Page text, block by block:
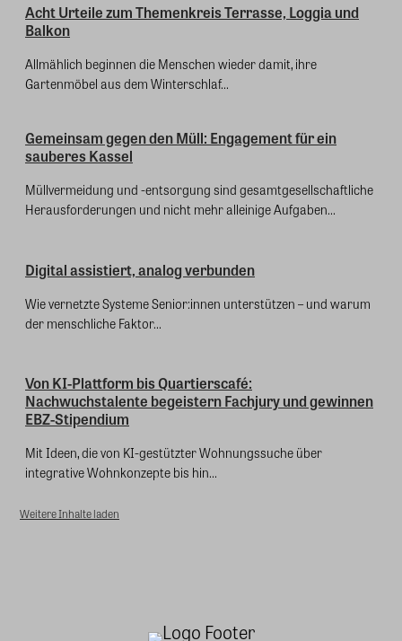
Acht Urteile zum Themenkreis Terrasse, Loggia und
Balkon
Allmählich beginnen die Menschen wieder damit, ihre
Gartenmöbel aus dem Winterschlaf...
Gemeinsam gegen den Müll: Engagement für ein
sauberes Kassel
Müllvermeidung und -entsorgung sind gesamtgesellschaftliche
Herausforderungen und nicht mehr alleinige Aufgaben...
Digital assistiert, analog verbunden
Wie vernetzte Systeme Senior:innen unterstützen – und warum
der menschliche Faktor...
Von KI-Plattform bis Quartierscafé:
Nachwuchstalente begeistern Fachjury und gewinnen
EBZ-Stipendium
Mit Ideen, die von KI-gestützter Wohnungssuche über
integrative Wohnkonzepte bis hin...
Weitere Inhalte laden